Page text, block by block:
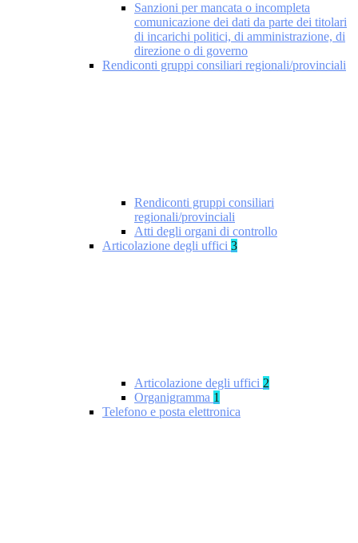
Sanzioni per mancata o incompleta
comunicazione dei dati da parte dei titolari
di incarichi politici, di amministrazione, di
direzione o di governo
Rendiconti gruppi consiliari regionali/provinciali
Rendiconti gruppi consiliari
regionali/provinciali
Atti degli organi di controllo
Articolazione degli uffici 3
Articolazione degli uffici 2
Organigramma 1
Telefono e posta elettronica